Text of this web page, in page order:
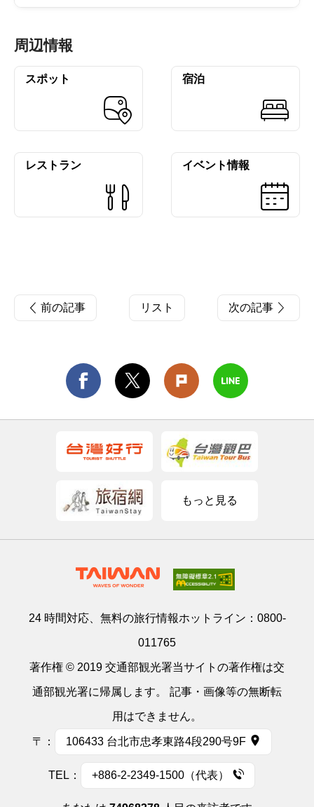
周辺情報
スポット 宿泊
レストラン イベント情報
前の記事 リスト 次の記事
もっと見る
24 時間対応、無料の旅行情報ホットライン： 0800-
011765
著作権 © 2019 交通部観光署当サイトの著作権は交
通部観光署に帰属します。 記事・画像等の無断転
用はできません。
〒： 106433 台北市忠孝東路4段290号9F
TEL： +886-2-2349-1500（代表）